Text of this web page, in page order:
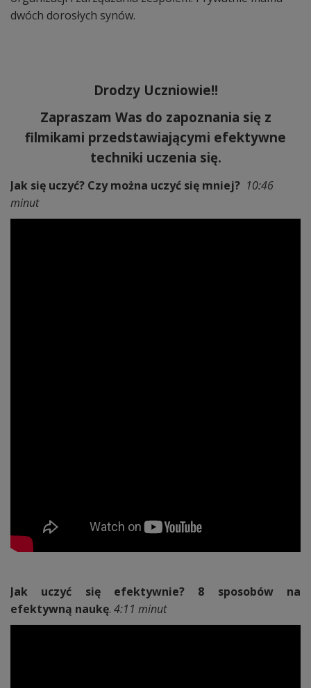
dwóch dorosłych synów.
Drodzy Uczniowie!!
Zapraszam Was do zapoznania się z
filmikami przedstawiającymi efektywne
techniki uczenia się.
Jak się uczyć? Czy można uczyć się mniej? 10:46
minut
Jak uczyć się efektywnie? 8 sposobów na
efektywną naukę. 4:11 minut